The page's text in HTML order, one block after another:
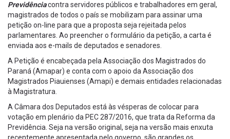
Previdênciacontra servidores públicos e trabalhadores em geral,
magistrados de todos o país se mobilizam para assinar uma
petição on-line para que a proposta seja rejeitada pelos
parlamentares. Ao preencher o formulário da petição, a carta é
enviada aos e-mails de deputados e senadores.
A Petição é encabeçada pela Associação dos Magistrados do
Paraná (Amapar) e conta com o apoio da Associação dos
Magistrados Piauienses (Amapi) e demais entidades relacionadas
à Magistratura.
A Câmara dos Deputados está às vésperas de colocar para
votação em plenário da PEC 287/2016, que trata da Reforma da
Previdência. Seja na versão original, seja na versão mais enxuta